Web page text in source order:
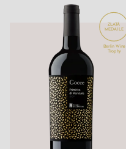
ZLATÁ
MEDAILE
Berlin Wine
Trophy